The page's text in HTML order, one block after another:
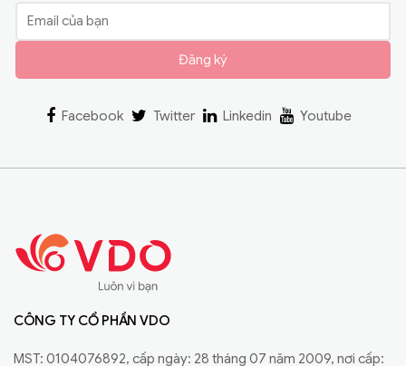
Đăng ký
Facebook Twitter Linkedin Youtube
CÔNG TY CỔ PHẦN VDO
MST: 0104076892, cấp ngày: 28 tháng 07 năm 2009, nơi cấp: